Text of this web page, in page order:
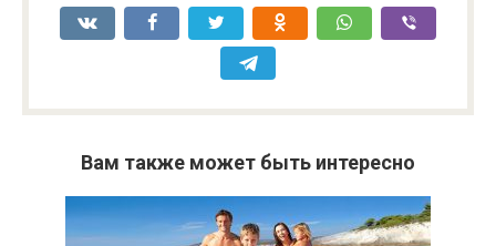
Вам также может быть интересно